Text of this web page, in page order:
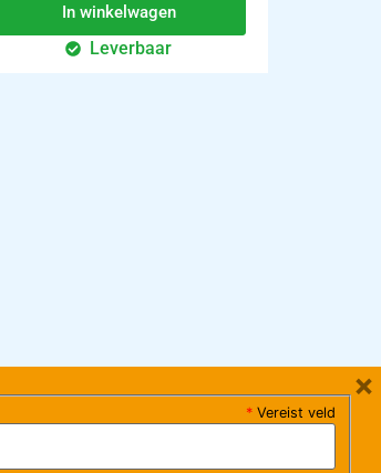
In winkelwagen
Leverbaar
* Vereist veld
×